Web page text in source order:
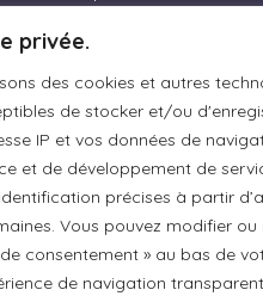
privée.
des cookies et autres
de stocker et/ou
IP et vos données de
et de développement de
précises à partir
Vous pouvez modifier
consentement » au bas de
de navigation
dès aujourd’hui et
hébergement labellisé «
» performant qui
! (Lien affilié)